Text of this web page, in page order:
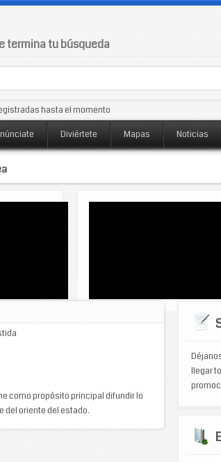
termina tu búsqueda
hasta el momento
Diviértete Mapas Noticias
como propósito principal difundir lo
del oriente del estado.
llegar